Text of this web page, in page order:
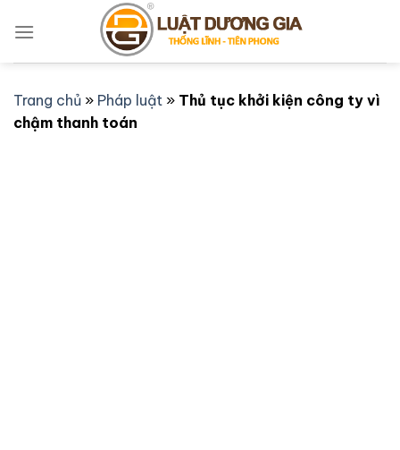
qua
Trang chủ » Pháp luật » Thủ tục khởi kiện công ty vì
chậm thanh toán